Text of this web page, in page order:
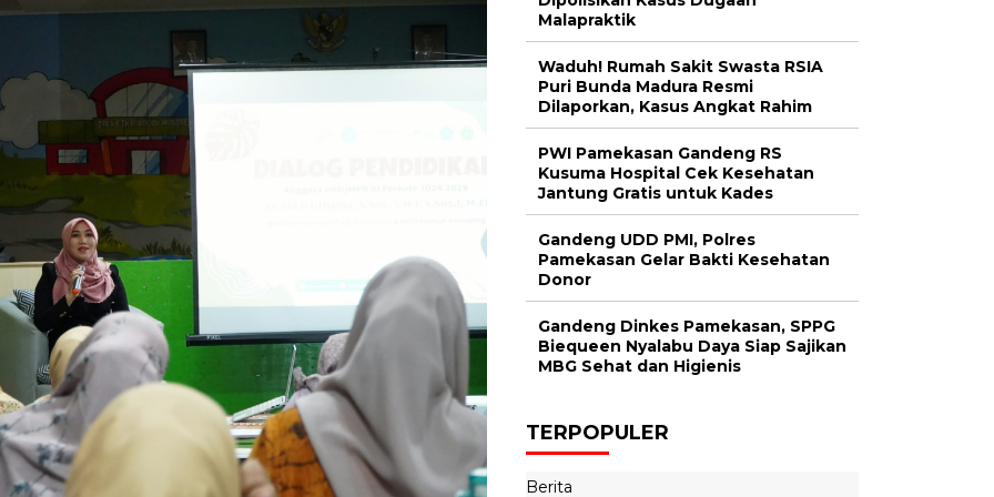
Malapraktik
Waduh! Rumah Sakit Swasta RSIA
Puri Bunda Madura Resmi
Dilaporkan, Kasus Angkat Rahim
PWI Pamekasan Gandeng RS
Kusuma Hospital Cek Kesehatan
Jantung Gratis untuk Kades
Gandeng UDD PMI, Polres
Pamekasan Gelar Bakti Kesehatan
Donor
Gandeng Dinkes Pamekasan, SPPG
Biequeen Nyalabu Daya Siap Sajikan
MBG Sehat dan Higienis
TERPOPULER
Berita